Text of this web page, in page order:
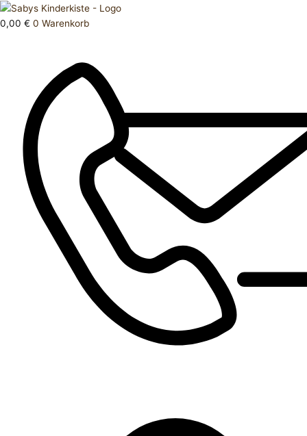
Zum
Inhalt
0,00 € 0 Warenkorb
Products
search
Schlafanzug
80